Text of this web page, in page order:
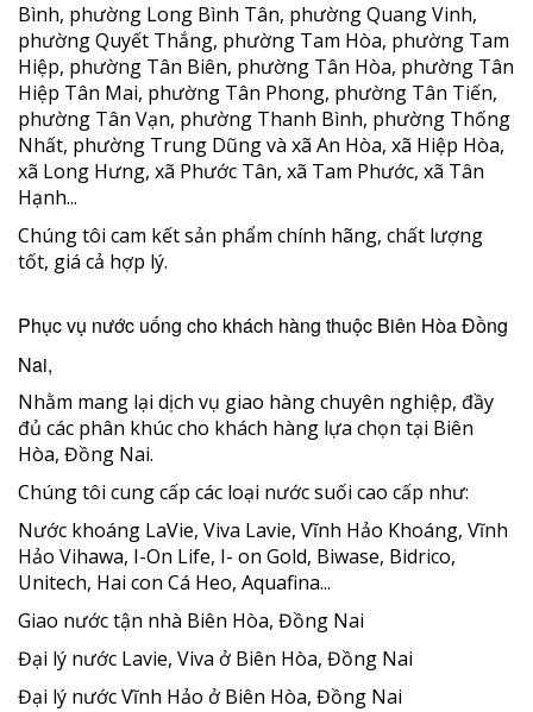
Bình, phường Long Bình Tân, phường Quang Vinh,
phường Quyết Thắng, phường Tam Hòa, phường Tam
Hiệp, phường Tân Biên, phường Tân Hòa, phường Tân
Hiệp Tân Mai, phường Tân Phong, phường Tân Tiến,
phường Tân Vạn, phường Thanh Bình, phường Thống
Nhất, phường Trung Dũng và xã An Hòa, xã Hiệp Hòa,
xã Long Hưng, xã Phước Tân, xã Tam Phước, xã Tân
Hạnh...
Chúng tôi cam kết sản phẩm chính hãng, chất lượng
tốt, giá cả hợp lý.
Phục vụ nước uống cho khách hàng thuộc Biên Hòa Đồng
Nai,
Nhằm mang lại dịch vụ giao hàng chuyên nghiệp, đầy
đủ các phân khúc cho khách hàng lựa chọn tại Biên
Hòa, Đồng Nai.
Chúng tôi cung cấp các loại nước suối cao cấp như:
Nước khoáng LaVie, Viva Lavie, Vĩnh Hảo Khoáng, Vĩnh
Hảo Vihawa, I-On Life, I- on Gold, Biwase, Bidrico,
Unitech, Hai con Cá Heo, Aquafina...
Giao nước tận nhà Biên Hòa, Đồng Nai
Đại lý nước Lavie, Viva ở Biên Hòa, Đồng Nai
Đại lý nước Vĩnh Hảo ở Biên Hòa, Đồng Nai